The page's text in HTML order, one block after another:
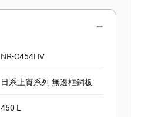
NR-C454HV
日系上質系列 無邊框鋼板
450 L